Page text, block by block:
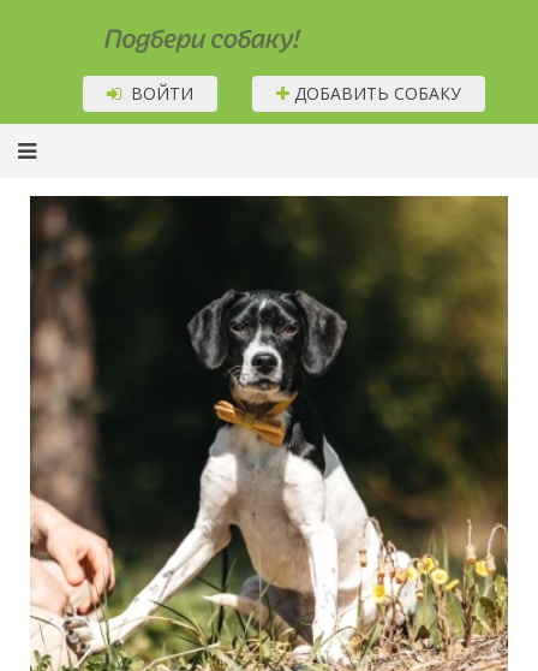
Подбери собаку!
ВОЙТИ ДОБАВИТЬ СОБАКУ